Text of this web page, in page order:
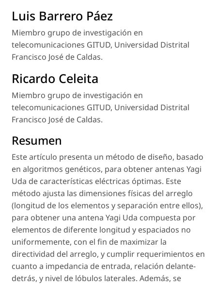
Luis Barrero Páez
Miembro grupo de investigación en
telecomunicaciones GITUD, Universidad Distrital
Francisco José de Caldas.
Ricardo Celeita
Miembro grupo de investigación en
telecomunicaciones GITUD, Universidad Distrital
Francisco José de Caldas.
Resumen
Este artículo presenta un método de diseño, basado
en algoritmos genéticos, para obtener antenas Yagi
Uda de características eléctricas óptimas. Este
método ajusta las dimensiones físicas del arreglo
(longitud de los elementos y separación entre ellos),
para obtener una antena Yagi Uda compuesta por
elementos de diferente longitud y espaciados no
uniformemente, con el fin de maximizar la
directividad del arreglo, y cumplir requerimientos en
cuanto a impedancia de entrada, relación delante-
detrás, y nivel de lóbulos laterales. Además, se